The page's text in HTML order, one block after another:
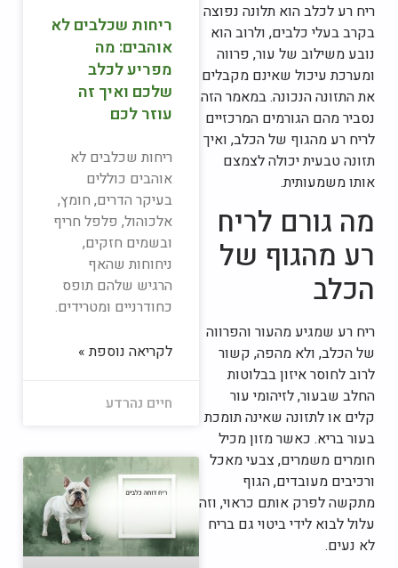
ריח רע לכלב הוא תלונה נפוצה
בקרב בעלי כלבים, ולרוב הוא
נובע משילוב של עור, פרווה
ומערכת עיכול שאינם מקבלים
את התזונה הנכונה. במאמר הזה
נסביר מהם הגורמים המרכזיים
לריח רע מהגוף של הכלב, ואיך
תזונה טבעית יכולה לצמצם
אותו משמעותית.
מה גורם לריח
רע מהגוף של
הכלב
ריח רע שמגיע מהעור והפרווה
של הכלב, ולא מהפה, קשור
לרוב לחוסר איזון בבלוטות
החלב שבעור, לזיהומי עור
קלים או לתזונה שאינה תומכת
בעור בריא. כאשר מזון מכיל
חומרים משמרים, צבעי מאכל
ורכיבים מעובדים, הגוף
מתקשה לפרק אותם כראוי, וזה
עלול לבוא לידי ביטוי גם בריח
לא נעים.
ריחות שכלבים לא
אוהבים: מה
מפריע לכלב
שלכם ואיך זה
עוזר לכם
ריחות שכלבים לא
אוהבים כוללים
בעיקר הדרים, חומץ,
אלכוהול, פלפל חריף
ובשמים חזקים,
ניחוחות שהאף
הרגיש שלהם תופס
כחודרניים ומטרידים.
לקריאה נוספת »
חיים נהרדע